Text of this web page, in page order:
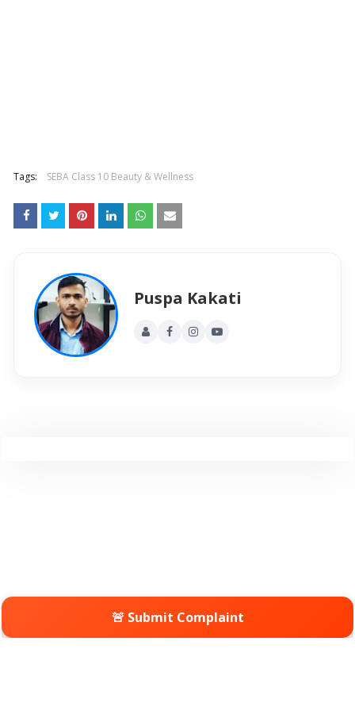
Tags: SEBA Class 10 Beauty & Wellness
Puspa Kakati
🚨 Submit Complaint